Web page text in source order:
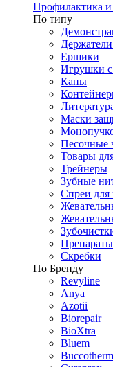
Профилактика и
По типу
Ершики
Игрушки с
Капы
Маски
Песочные
Товары
Трейнеры
Зубные
Спреи для
Скребки
По Бренду
Revyline
Anya
Azotii
Biorepair
BioXtra
Bluem
Buccotherm